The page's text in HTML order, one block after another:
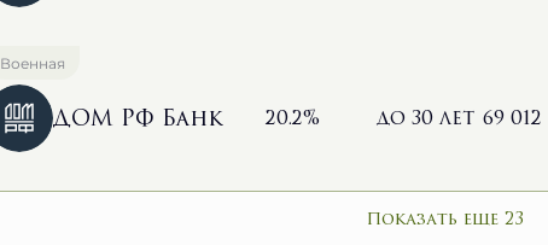
Военная
ДОМ РФ Банк 20.2% до 30 лет 69 012
Показать еще 23